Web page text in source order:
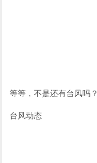
等等，不是还有台风吗？
台风动态